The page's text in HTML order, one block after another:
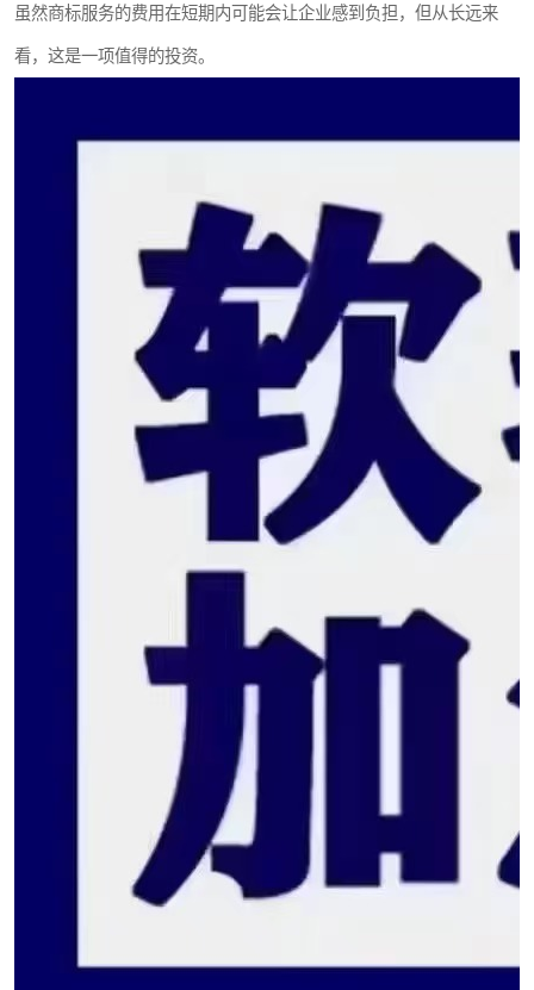
虽然商标服务的费用在短期内可能会让企业感到负担，但从长远来
看，这是一项值得的投资。